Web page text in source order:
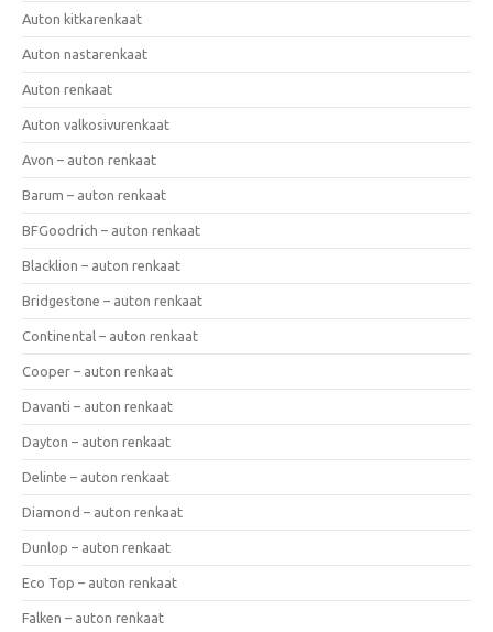
Auton kitkarenkaat
Auton nastarenkaat
Auton renkaat
Auton valkosivurenkaat
Avon – auton renkaat
Barum – auton renkaat
BFGoodrich – auton renkaat
Blacklion – auton renkaat
Bridgestone – auton renkaat
Continental – auton renkaat
Cooper – auton renkaat
Davanti – auton renkaat
Dayton – auton renkaat
Delinte – auton renkaat
Diamond – auton renkaat
Dunlop – auton renkaat
Eco Top – auton renkaat
Falken – auton renkaat